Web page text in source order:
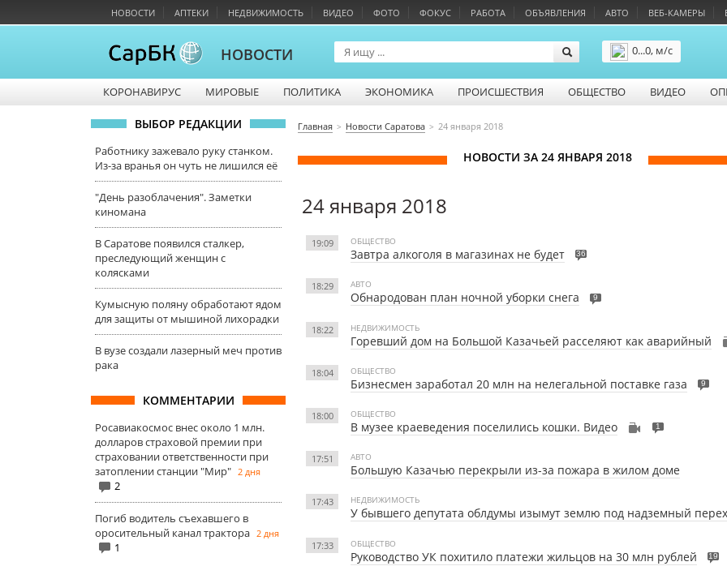
НОВОСТИ АПТЕКИ НЕДВИЖИМОСТЬ ВИДЕО ФОТО ФОКУС РАБОТА ОБЪЯВЛЕНИЯ АВТО ВЕБ-КАМЕРЫ
НОВОСТИ
0...0, м/с
КОРОНАВИРУС
МИРОВЫЕ ПОЛИТИКА ЭКОНОМИКА ПРОИСШЕСТВИЯ ОБЩЕСТВО ВИДЕО
ВЫБОР РЕДАКЦИИ
Работнику зажевало руку станком.
Из-за вранья он чуть не лишился её
"День разоблачения". Заметки
киномана
В Саратове появился сталкер,
преследующий женщин с
колясками
Кумысную поляну обработают ядом
для защиты от мышиной лихорадки
В вузе создали лазерный меч против
рака
КОММЕНТАРИИ
Росавиакосмос внес около 1 млн.
долларов страховой премии при
страховании ответственности при
затоплении станции "Мир" 2 дня
2
Погиб водитель съехавшего в
оросительный канал трактора 2 дня
1
Главная Новости Саратова 24 января 2018
НОВОСТИ ЗА 24 ЯНВАРЯ 2018
24 января 2018
19:09 ОБЩЕСТВО
Завтра алкоголя в магазинах не будет 36
18:29 АВТО
Обнародован план ночной уборки снега 9
18:22 НЕДВИЖИМОСТЬ
Горевший дом на Большой Казачьей расселяют как аварийный
18:04 ОБЩЕСТВО
Бизнесмен заработал 20 млн на нелегальной поставке газа 9
18:00 ОБЩЕСТВО
В музее краеведения поселились кошки. Видео 1
17:51 АВТО
Большую Казачью перекрыли из-за пожара в жилом доме
17:43 НЕДВИЖИМОСТЬ
У бывшего депутата облдумы изымут землю под надземный
17:33 ОБЩЕСТВО
Руководство УК похитило платежи жильцов на 30 млн рублей 19